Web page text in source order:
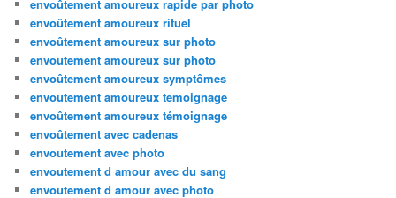
envoûtement amoureux rapide par photo
envoûtement amoureux rituel
envoûtement amoureux sur photo
envoutement amoureux sur photo
envoûtement amoureux symptômes
envoutement amoureux temoignage
envoûtement amoureux témoignage
envoûtement avec cadenas
envoutement avec photo
envoutement d amour avec du sang
envoutement d amour avec photo